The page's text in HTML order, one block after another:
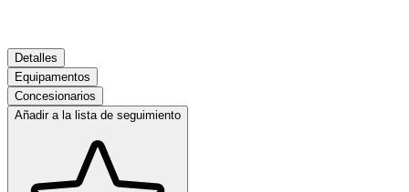
Detalles
Equipamentos
Concesionarios
Añadir a la lista de seguimiento